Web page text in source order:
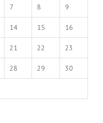
7 8 9
14 15 16
21 22 23
28 29 30